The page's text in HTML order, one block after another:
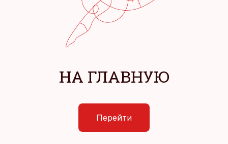
НА ГЛАВНУЮ
Перейти